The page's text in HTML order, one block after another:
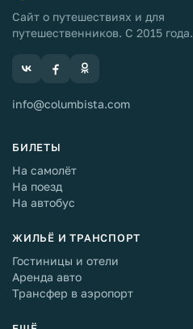
Сайт о путешествиях и для
путешественников. С 2015 года.
info@columbista.com
БИЛЕТЫ
На самолёт
На поезд
На автобус
ЖИЛЬЁ И ТРАНСПОРТ
Гостиницы и отели
Аренда авто
Трансфер в аэропорт